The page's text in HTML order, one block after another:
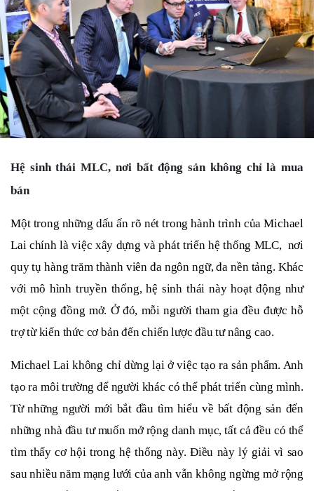
Hệ sinh thái MLC, nơi bất động sản không chỉ là mua
bán
Một trong những dấu ấn rõ nét trong hành trình của Michael
Lai chính là việc xây dựng và phát triển hệ thống MLC, nơi
quy tụ hàng trăm thành viên đa ngôn ngữ, đa nền tảng. Khác
với mô hình truyền thống, hệ sinh thái này hoạt động như
một cộng đồng mở. Ở đó, mỗi người tham gia đều được hỗ
trợ từ kiến thức cơ bản đến chiến lược đầu tư nâng cao.
Michael Lai không chỉ dừng lại ở việc tạo ra sản phẩm. Anh
tạo ra môi trường để người khác có thể phát triển cùng mình.
Từ những người mới bắt đầu tìm hiểu về bất động sản đến
những nhà đầu tư muốn mở rộng danh mục, tất cả đều có thể
tìm thấy cơ hội trong hệ thống này. Điều này lý giải vì sao
sau nhiều năm mạng lưới của anh vẫn không ngừng mở rộng